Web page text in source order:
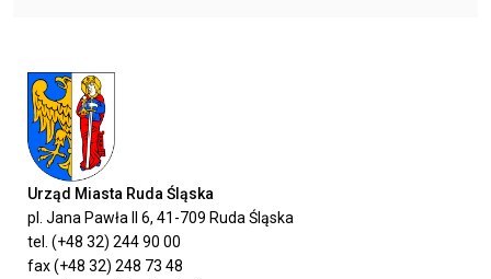
Urząd Miasta Ruda Śląska
pl. Jana Pawła II 6, 41-709 Ruda Śląska
tel. (+48 32) 244 90 00
fax (+48 32) 248 73 48